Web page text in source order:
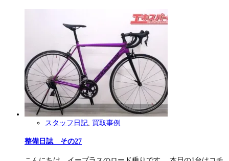
スタッフ日記 買取事例
整備日誌 その27